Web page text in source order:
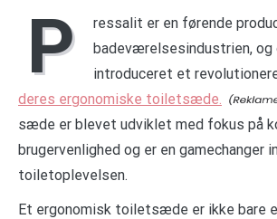
P
ressalit er en førende
badeværelsesindustrien, og
introduceret et
deres ergonomiske toiletsæde.
sæde er blevet udviklet med fokus på
brugervenlighed og er en gamechanger
toiletoplevelsen.
Et ergonomisk toiletsæde er ikke bare